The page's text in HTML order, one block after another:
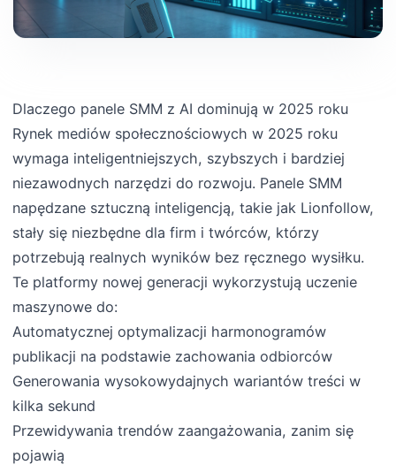
Dlaczego panele SMM z AI dominują w 2025 roku
Rynek mediów społecznościowych w 2025 roku
wymaga inteligentniejszych, szybszych i bardziej
niezawodnych narzędzi do rozwoju. Panele SMM
napędzane sztuczną inteligencją, takie jak Lionfollow,
stały się niezbędne dla firm i twórców, którzy
potrzebują realnych wyników bez ręcznego wysiłku.
Te platformy nowej generacji wykorzystują uczenie
maszynowe do:
Automatycznej optymalizacji harmonogramów
publikacji na podstawie zachowania odbiorców
Generowania wysokowydajnych wariantów treści w
kilka sekund
Przewidywania trendów zaangażowania, zanim się
pojawią